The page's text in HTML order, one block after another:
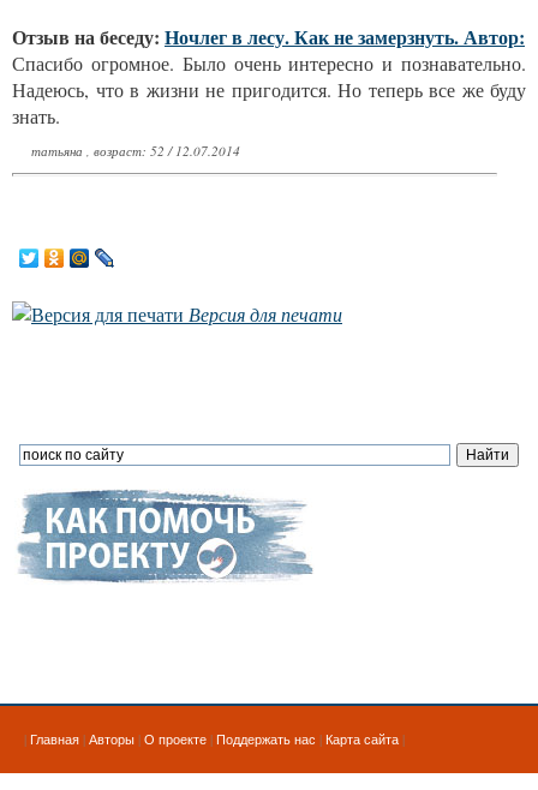
Отзыв на беседу: Ночлег в лесу. Как не замерзнуть. Автор:
Спасибо огромное. Было очень интересно и познавательно.
Надеюсь, что в жизни не пригодится. Но теперь все же буду
знать.
татьяна , возраст: 52 / 12.07.2014
Версия для печати
| Главная | Авторы | О проекте | Поддержать нас | Карта сайта |